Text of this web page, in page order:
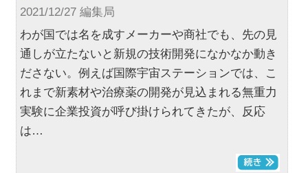
2021/12/27 編集局
わが国では名を成すメーカーや商社でも、先の見
通しが立たないと新規の技術開発になかなか動き
ださない。例えば国際宇宙ステーションでは、こ
れまで新素材や治療薬の開発が見込まれる無重力
実験に企業投資が呼び掛けられてきたが、反応
は…